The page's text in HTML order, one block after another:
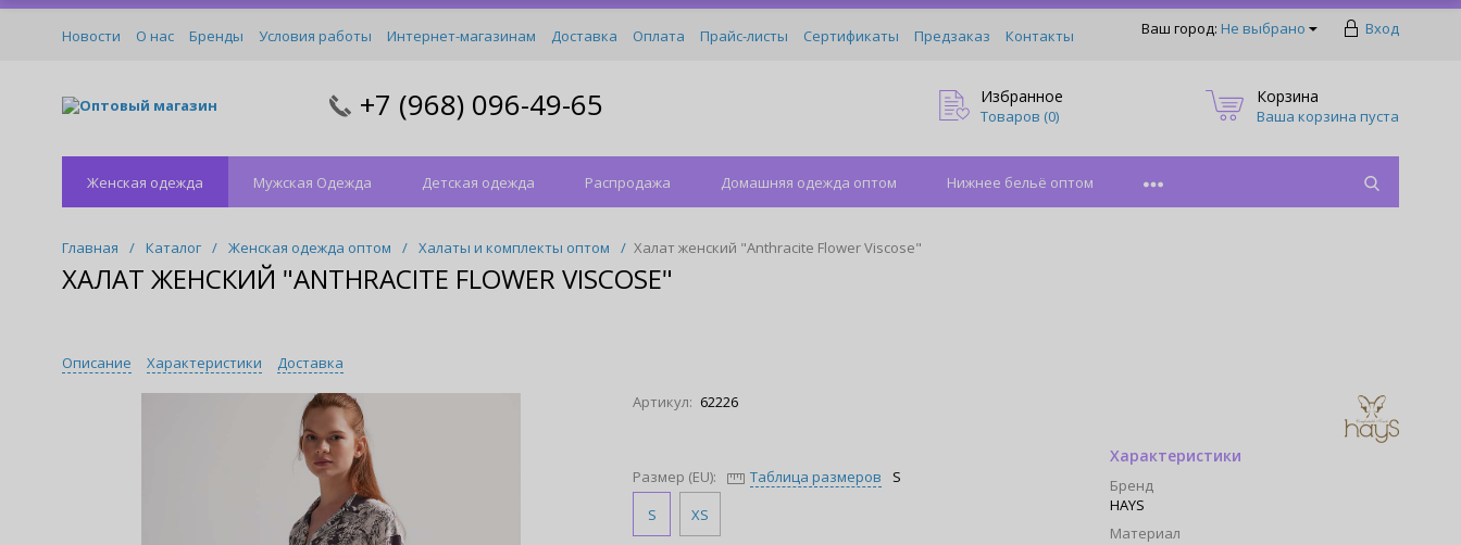
Ваш город: Не выбрано Вход
Новости О нас Бренды Условия работы Интернет-магазинам Доставка Оплата Прайс-листы Сертификаты Предзаказ Контакты
Оптовый магазин +7 (968) 096-49-65 Избранное
Товаров (0)
Корзина
Ваша корзина пуста
Женская одежда Мужская Одежда Детская одежда Распродажа Домашняя одежда оптом Нижнее бельё оптом
Главная / Каталог / Женская одежда оптом / Халаты и комплекты оптом / Халат женский "Anthracite Flower Viscose"
ХАЛАТ ЖЕНСКИЙ "ANTHRACITE FLOWER VISCOSE"
Описание Характеристики Доставка
Артикул: 62226
Размер (EU): Таблица размеров
S
S
XS
Характеристики
Бренд
HAYS
Материал